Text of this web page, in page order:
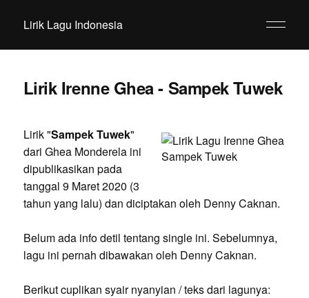
Lirik Lagu Indonesia
Lirik Irenne Ghea - Sampek Tuwek
Lirik "Sampek Tuwek"
dari Ghea Monderela ini
dipublikasikan pada
tanggal 9 Maret 2020 (3
tahun yang lalu) dan diciptakan oleh Denny Caknan.
Belum ada info detil tentang single ini. Sebelumnya,
lagu ini pernah dibawakan oleh Denny Caknan.
Berikut cuplikan syair nyanyian / teks dari lagunya: